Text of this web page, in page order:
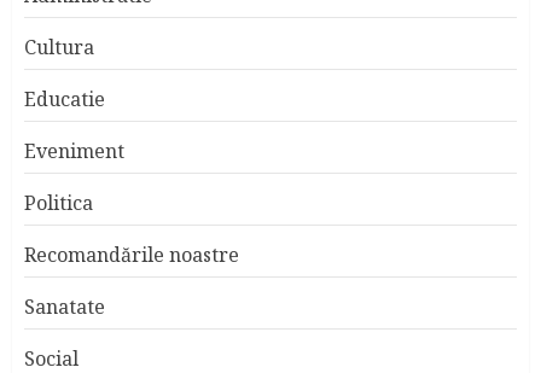
Cultura
Educatie
Eveniment
Politica
Recomandările noastre
Sanatate
Social